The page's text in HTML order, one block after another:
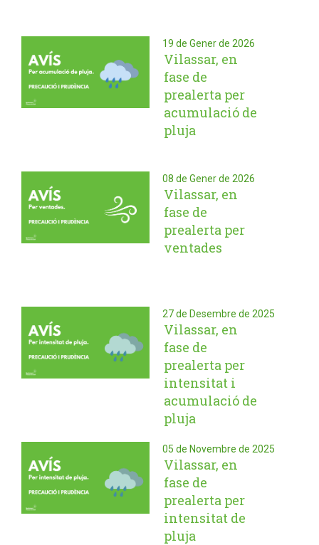
19 de Gener de 2026
Vilassar, en
fase de
prealerta per
acumulació de
pluja
08 de Gener de 2026
Vilassar, en
fase de
prealerta per
ventades
27 de Desembre de 2025
Vilassar, en
fase de
prealerta per
intensitat i
acumulació de
pluja
05 de Novembre de 2025
Vilassar, en
fase de
prealerta per
intensitat de
pluja